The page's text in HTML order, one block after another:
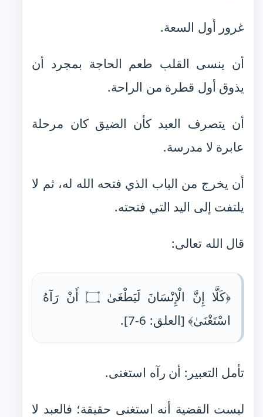
غرور أول السعة.
أن ينسى القلب طعم الحاجة بمجرد أن
يذوق أول قطرة من الراحة.
أن يتصرف العبد كأن الضيق كان مرحلة
عابرة لا مدرسة.
أن يخرج من الباب الذي فتحه الله له، ثم لا
يلتفت إلى اليد التي فتحته.
قال الله تعالى:
﴿كَلَّا إِنَّ الْإِنْسَانَ لَيَطْغَىٰ ۝ أَنْ رَآهُ
اسْتَغْنَىٰ﴾ [العلق: 6-7].
تأمل التعبير: أن رآه استغنى.
ليست القضية أنه استغنى حقيقة؛ فالعبد لا